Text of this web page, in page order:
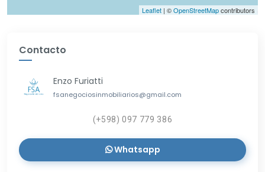
Leaflet | ©OpenStreetMapcontributors
Contacto
Enzo Furiatti
fsanegociosinmobiliarios@gmail.com
(+598) 097 779 386
Whatsapp